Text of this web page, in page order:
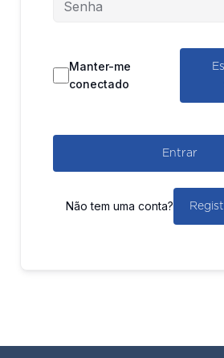
Manter-me
conectado
Entrar
Não tem uma conta?